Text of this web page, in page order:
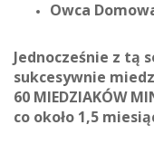
Owca
Jednocześnie z tą
sukcesywnie
60 MIEDZIAKÓW
co około 1,5